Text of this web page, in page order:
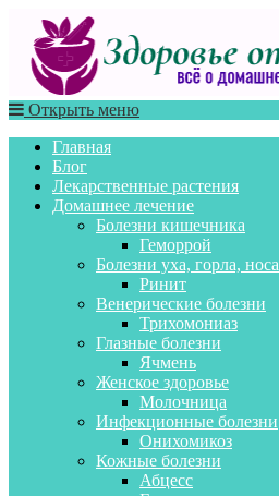
Открыть меню
Главная
Блог
Лекарственные растения
Домашнее лечение
Болезни кишечника
Геморрой
Болезни уха, горла, носа
Ринит
Венерические болезни
Трихомониаз
Глазные болезни
Ячмень
Женское здоровье
Молочница
Инфекционные болезни
Онихомикоз
Кожные болезни
Абцесс